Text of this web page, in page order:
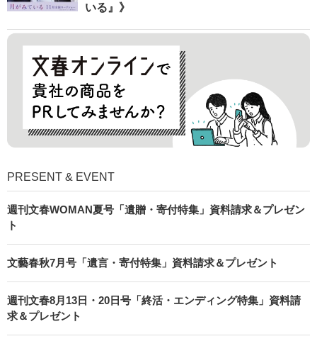
いる』》
PRESENT & EVENT
週刊文春WOMAN夏号「遺贈・寄付特集」資料請求＆プレゼン
ト
文藝春秋7月号「遺言・寄付特集」資料請求＆プレゼント
週刊文春8月13日・20日号「終活・エンディング特集」資料請
求＆プレゼント